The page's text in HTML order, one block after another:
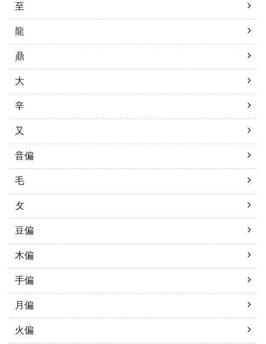
至
龍
鼎
大
辛
又
音偏
毛
攵
豆偏
木偏
手偏
月偏
火偏